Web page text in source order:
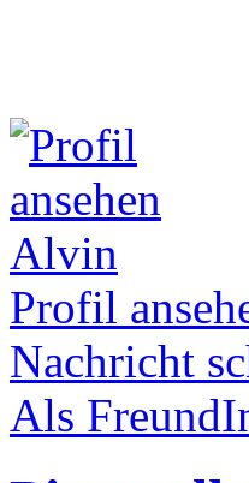
Alvin
Profil
Nachricht
Als